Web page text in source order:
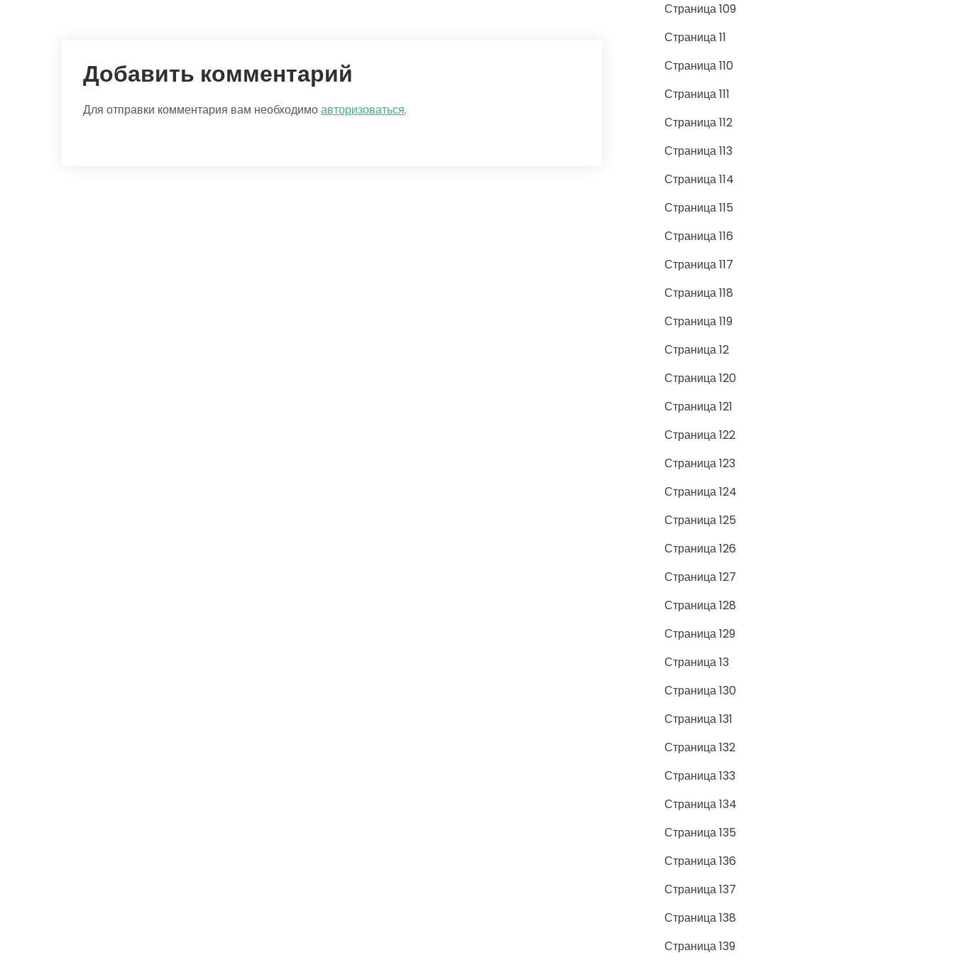
Добавить комментарий
Для отправки комментария вам необходимоавторизоваться.
Страница 109
Страница 11
Страница 110
Страница 111
Страница 112
Страница 113
Страница 114
Страница 115
Страница 116
Страница 117
Страница 118
Страница 119
Страница 12
Страница 120
Страница 121
Страница 122
Страница 123
Страница 124
Страница 125
Страница 126
Страница 127
Страница 128
Страница 129
Страница 13
Страница 130
Страница 131
Страница 132
Страница 133
Страница 134
Страница 135
Страница 136
Страница 137
Страница 138
Страница 139